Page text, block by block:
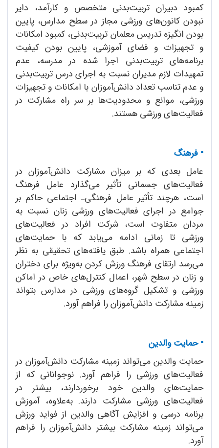
کمبود دبیران تربیت‌بدنی متخصص و کارآمد، دایر
نبودن کانون‌های ورزشی مجاز در سطح مدارس، پایین
بودن انگیزه تدریس معلمان تربیت‌بدنی، کمبود امکانات
و تجهیزات و فضای آموزشی، پایین بودن کیفیت
برنامه‌های تربیت‌بدنی اجرا شده در مدرسه، عدم
تمهیدات لازم مدیران نسبت به اجرای درس تربیت‌بدنی
و عدم تناسب تعداد دانش‌آموزان با امکانات و تجهیزات
ورزشی، موانع و محدودیت‌ها بر سر راه مشارکت در
فعالیت‌های ورزشی هستند.
• فرهنگ
عامل بعدی که بر میزان مشارکت دانش‌آموزان در
فعالیت‌های جسمانی تأثیر می‌گذارد عامل فرهنگ
است، هرچند تأثیر عامل فرهنگی‌ـ اجتماعی حاکم بر
جوامع در اجرای فعالیت‌های ورزشی زنان نسبت به
مردان متفاوت است، شرکت افراد در فعالیت‌های
ورزشی تا زمانی ادامه می‌یابد که با حمایت‌های
اجتماعی همراه باشد. طبق یافته‌های تحقیقی به نظر
می‌رسد ارتقای فرهنگ ورزش کردن به‌ویژه برای دختران
و زنان در سطح شهر، اعمال کنترل‌های خاص در اماکن
ورزشی و تشکیل گروه‌های ورزشی در مدارس بتواند
زمینه مشارکت دانش‌آموزان را فراهم آورد.
•حمایت والدین
حمایت والدین می‌تواند زمینه مشارکت دانش‌آموزان در
فعالیت‌های ورزشی را فراهم آورد. نوجوانانی که از
حمایت‌های والدین خود برخوردارند، بیشتر در
فعالیت‌های ورزشی مشارکت دارند. به‌علاوه، آموزش
برنامه درسی و افزایش آگاهی والدین از فواید ورزش
می‌تواند زمینه مشارکت بیشتر دانش‌آموزان را فراهم
آورد.